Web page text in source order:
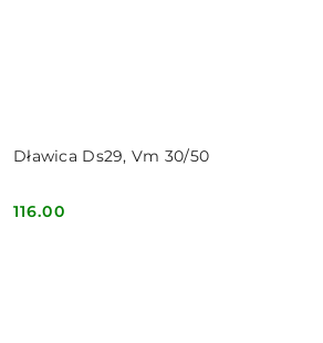
Dławica Ds29, Vm 30/50
Cena:
116.00